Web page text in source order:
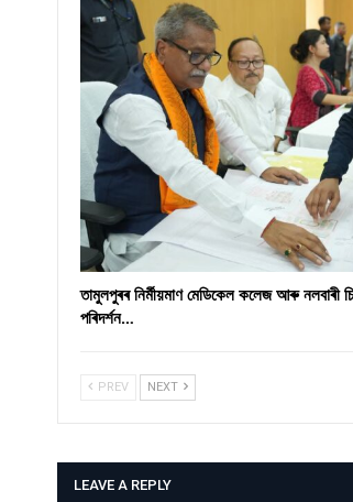
তামুলপুৰৰ নিৰ্মীয়মাণ মেডিকেল কলেজ আৰু নলবাৰী
পৰিদৰ্শন…
PREV NEXT
LEAVE A REPLY